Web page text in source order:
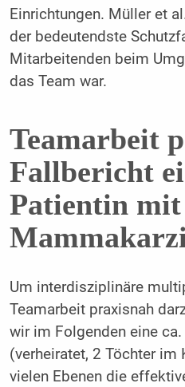
Einrichtungen. Müller et
der bedeutendste
Mitarbeitenden beim
das Team war.
Teamarbeit
Fallbericht
Patientin mit
Um interdisziplinäre
Teamarbeit praxisnah
wir im Folgenden eine
(verheiratet, 2 Töchter
vielen Ebenen die